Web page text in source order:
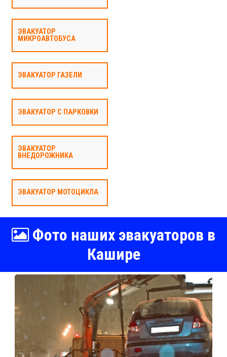
ЭВАКУАТОР
МИКРОАВТОБУСА
ЭВАКУАТОР ГАЗЕЛИ
ЭВАКУАТОР С ПАРКОВКИ
ЭВАКУАТОР
ВНЕДОРОЖНИКА
ЭВАКУАТОР МОТОЦИКЛА
Фото наших эвакуаторов в
Кашире